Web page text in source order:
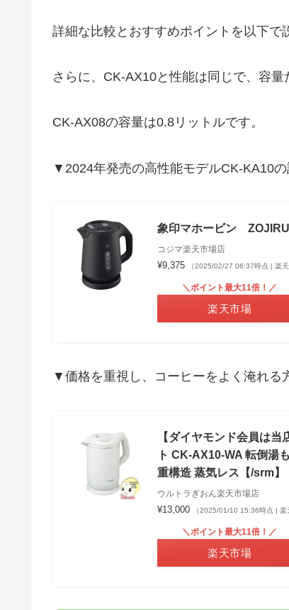
詳細な比較とおすすめポイントを以下で
さらに、CK-AX10と性能は同じで、容
CK-AX08の容量は0.8リットルです。
▼2024年発売の高性能モデルCK-KA10の
象印マホービン
コジマ楽天市場店
¥9,375 （2025/02/27 06:37時点 | 楽天
＼ポイント最大11倍！／
楽天市場
▼価格を重視し、コーヒーをよく淹れる
【ダイヤモンド会員は
ト CK-AX10-WA 転倒湯
重構造 蒸気レス【/srm】
ウルトラぎおん楽天市場店
¥13,000 （2025/01/10 15:36時点 | 楽
＼ポイント最大11倍！／
楽天市場